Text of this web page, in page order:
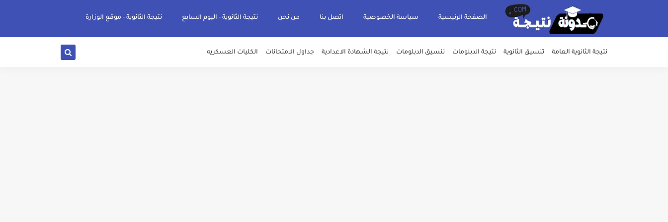
الصفحة الرئيسية سياسة الخصوصية اتصل بنا من نحن نتيجة الثانوية - اليوم السابع نتيجة الثانوية - موقع الوزارة
نتيجة الثانوية العامة تنسيق الثانوية نتيجة الدبلومات تنسيق الدبلومات نتيجة الشهادة الاعدادية جداول الامتحانات الكليات العسكريه